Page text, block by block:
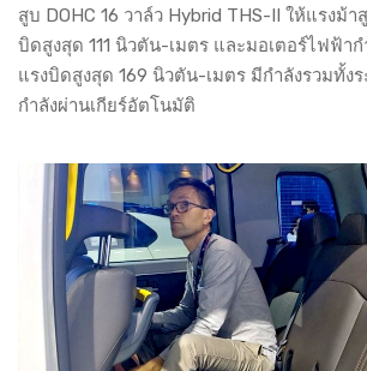
สูบ DOHC 16 วาล์ว Hybrid THS-II ให้แรงม้า
บิดสูงสุด 111 นิวตัน-เมตร และมอเตอร์ไฟฟ้าก
แรงบิดสูงสุด 169 นิวตัน-เมตร มีกำลังรวมทั้ง
กำลังผ่านเกียร์อัตโนมัติ